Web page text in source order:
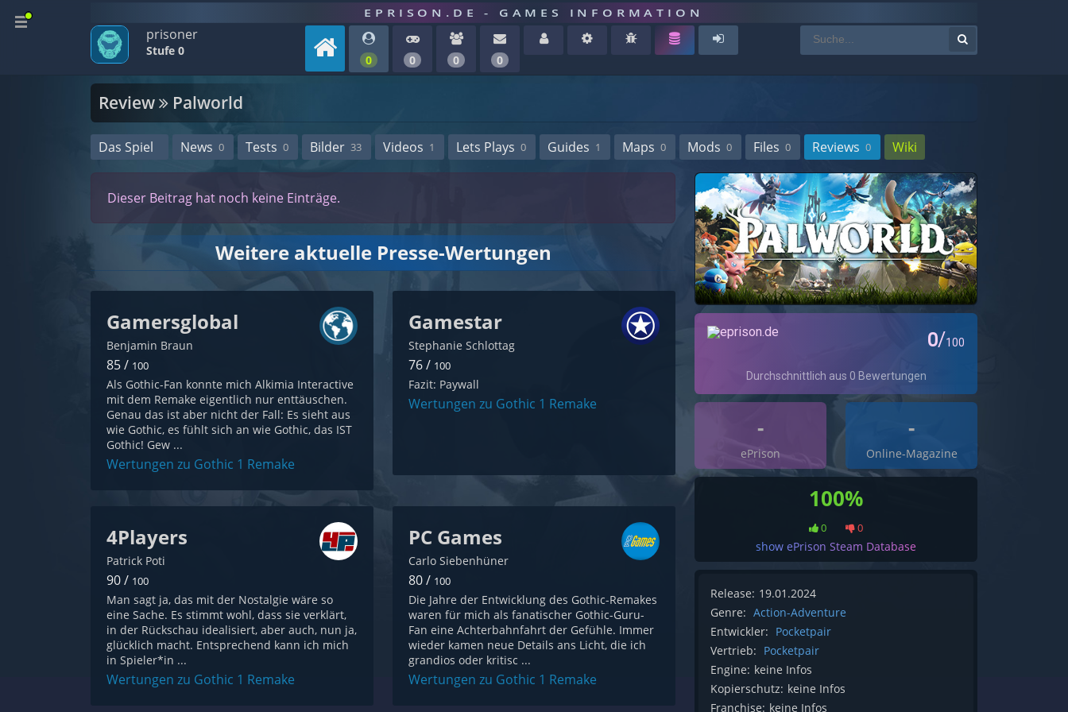
EPRISON.DE - GAMES INFORMATION
prisoner
Stufe 0
0 0 0 0
Review Palworld
Das Spiel News 0 Tests 0 Bilder 33 Videos 1 Lets Plays 0 Guides 1 Maps 0 Mods 0 Files 0 Reviews 0 Wiki
Dieser Beitrag hat noch keine Einträge.
Weitere aktuelle Presse-Wertungen
Gamersglobal
Benjamin Braun
85 / 100
Als Gothic-Fan konnte mich Alkimia Interactive
mit dem Remake eigentlich nur enttäuschen.
Genau das ist aber nicht der Fall: Es sieht aus
wie Gothic, es fühlt sich an wie Gothic, das IST
Gothic! Gew ...
Wertungen zu Gothic 1 Remake
Gamestar
Stephanie Schlottag
76 / 100
Fazit: Paywall
Wertungen zu Gothic 1 Remake
4Players
Patrick Poti
90 / 100
Man sagt ja, das mit der Nostalgie wäre so
eine Sache. Es stimmt wohl, dass sie verklärt,
in der Rückschau idealisiert, aber auch, nun ja,
glücklich macht. Entsprechend kann ich mich
in Spieler*in ...
Wertungen zu Gothic 1 Remake
PC Games
Carlo Siebenhüner
80 / 100
Die Jahre der Entwicklung des Gothic-Remakes
waren für mich als fanatischer Gothic-Guru-
Fan eine Achterbahnfahrt der Gefühle. Immer
wieder kamen neue Details ans Licht, die ich
grandios oder kritisc ...
Wertungen zu Gothic 1 Remake
-
ePrison
-
Online-Magazine
100%
0 0
show ePrison Steam Database
Release: 19.01.2024
Genre: Action-Adventure
Entwickler: Pocketpair
Vertrieb: Pocketpair
Engine: keine Infos
Kopierschutz: keine Infos
Franchise: keine Infos